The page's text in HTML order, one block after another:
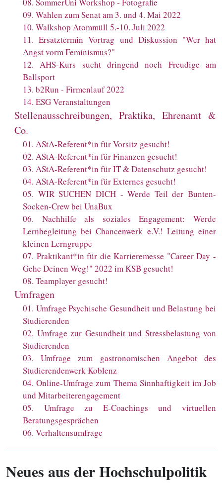
09. Wahlen zum Senat am 3. und 4. Mai 2022
10. Walkshop Atommüll 5.-10. Juli 2022
11.Ersatztermin Vortrag und Diskussion "Wer hat
Angst vorm Feminismus?"
12.AHS-Kurs sucht dringend noch Freudige am
Ballsport
13. b2Run - Firmenlauf 2022
14. ESG Veranstaltungen
Stellenausschreibungen, Praktika, Ehrenamt &
Co.
01. AStA-Referent*in für Vorsitz gesucht!
02. AStA-Referent*in für Finanzen gesucht!
03. AStA-Referent*in für IT & Datenschutz gesucht!
04. AStA-Referent*in für Externes gesucht!
05. WIR SUCHEN DICH - Werde Teil der Bunten-
Socken-Crew bei UnaBux
06. Nachhilfe als soziales Engagement: Werde
Lernbegleitung bei Chancenwerk e.V.! Leitung einer
kleinen Lerngruppe
07. Praktikant*in für die Karrieremesse "Career Day -
Gehe Deinen Weg!" 2022 im KSB gesucht!
08. Teamplayer gesucht!
Umfragen
01. Umfrage Psychische Gesundheit und Belastung bei
Studierenden
02. Umfrage zur Gesundheit und Stressbelastung von
Studierenden
03.Umfrage zum gastronomischen Angebot des
Studierendenwerk Koblenz
04.Online-Umfrage zum Thema Sinnhaftigkeit im Job
und Mitarbeiterengagement
05. Umfrage zu E-Coachings und virtuellen
Beratungsgesprächen
06. Verhaltensumfrage
Neues aus der Hochschulpolitik